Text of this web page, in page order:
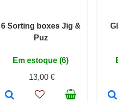
6 Sorting boxes Jig &
Puz
Em estoque (6)
13,00 €